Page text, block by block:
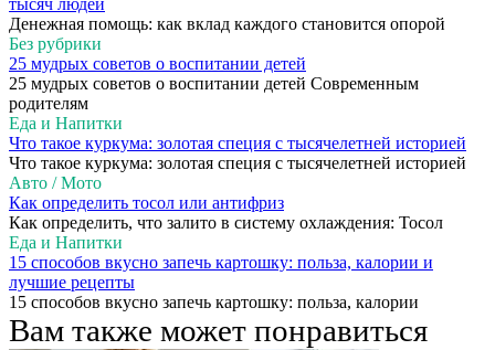
тысяч людей
Денежная помощь: как вклад каждого становится опорой
Без рубрики
25 мудрых советов о воспитании детей
25 мудрых советов о воспитании детей Современным
родителям
Еда и Напитки
Что такое куркума: золотая специя с тысячелетней историей
Что такое куркума: золотая специя с тысячелетней историей
Авто / Мото
Как определить тосол или антифриз
Как определить, что залито в систему охлаждения: Тосол
Еда и Напитки
15 способов вкусно запечь картошку: польза, калории и
лучшие рецепты
15 способов вкусно запечь картошку: польза, калории
Вам также может понравиться